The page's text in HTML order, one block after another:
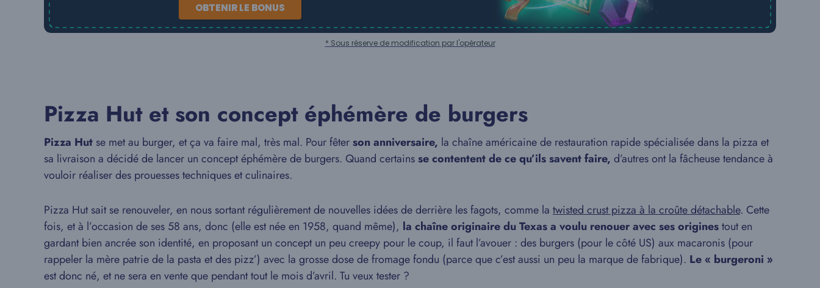
OBTENIR LE BONUS
* Sous réserve de modification par l'opérateur
Pizza Hut et son concept éphémère de burgers
Pizza Hut se met au burger, et ça va faire mal, très mal. Pour fêterson anniversaire, la chaîne américaine de restauration rapide spécialisée dans la pizza et
sa livraison a décidé de lancer un concept éphémère de burgers. Quand certainsse contentent de ce qu’ils savent faire, d’autres ont la fâcheuse tendance à
vouloir réaliser des prouesses techniques et culinaires.
Pizza Hut sait se renouveler, en nous sortant régulièrement de nouvelles idées de derrière les fagots, comme la twisted crust pizza à la croûte détachable. Cette
fois, et à l’occasion de ses 58 ans, donc (elle est née en 1958, quand même), la chaîne originaire du Texas a voulu renouer avec ses originestout en
gardant bien ancrée son identité, en proposant un concept un peu creepy pour le coup, il faut l’avouer : des burgers (pour le côté US) aux macaronis (pour
rappeler la mère patrie de la pasta et des pizz’) avec la grosse dose de fromage fondu (parce que c’est aussi un peu la marque de fabrique). Le « burgeroni »
est donc né, et ne sera en vente que pendant tout le mois d’avril. Tu veux tester ?